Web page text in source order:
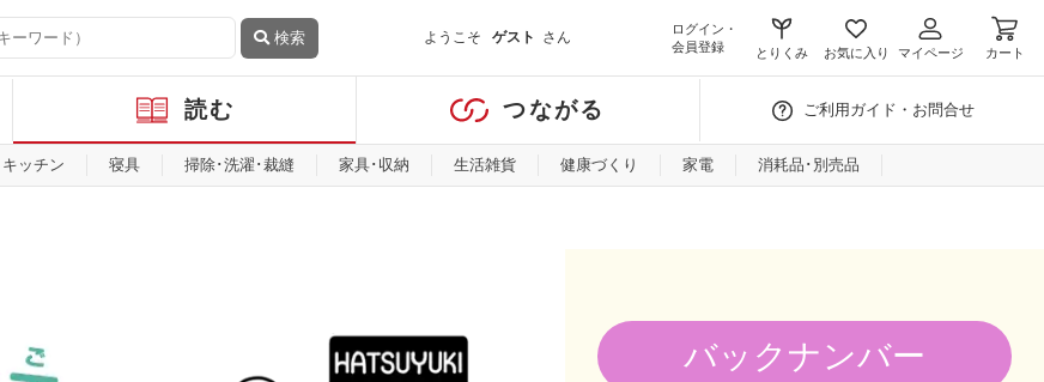
検索 ようこそ ゲスト さん
ログイン・
会員登録
とりくみ お気に入り マイページ カート
読む つながる ご利用ガイド・お問合せ
キッチン 寝具 掃除･洗濯･裁縫 家具･収納 生活雑貨 健康づくり 家電 消耗品･別売品
バックナンバー